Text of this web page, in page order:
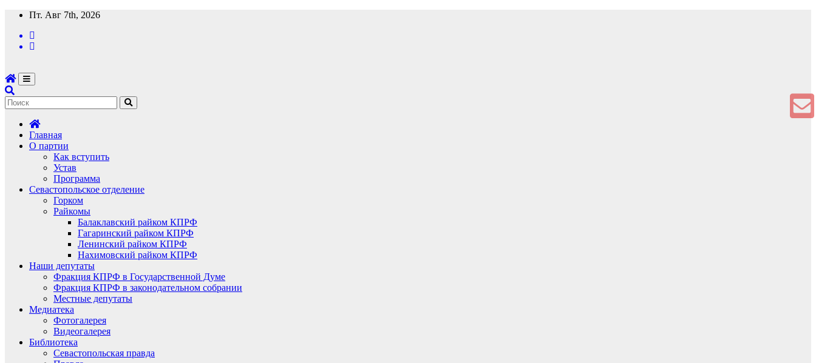
Перейти
содержимому
Пт. Авг 7th, 2026
Главная
О партии
Как вступить
Устав
Программа
Севастопольское отделение
Горком
Райкомы
Балаклавский райком КПРФ
Гагаринский райком КПРФ
Ленинский райком КПРФ
Нахимовский райком КПРФ
Наши депутаты
Фракция КПРФ в Государственной Думе
Фракция КПРФ в законодательном собрании
Местные депутаты
Медиатека
Фотогалерея
Видеогалерея
Библиотека
Севастопольская правда